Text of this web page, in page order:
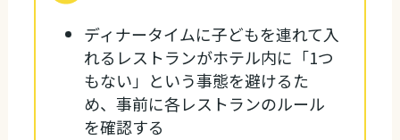
ディナータイムに子どもを連れて入
れるレストランがホテル内に「1つ
もない」という事態を避けるた
め、事前に各レストランのルール
を確認する